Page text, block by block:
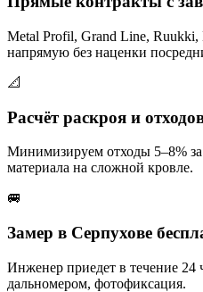
Metal Profil, Grand Line,
напрямую без наценки
📐
Расчёт раскроя и
Минимизируем отходы 5–8%
материала на сложной кровле.
🚐
Замер в Серпухове
Инженер приедет в течение 24
дальномером, фотофиксация.